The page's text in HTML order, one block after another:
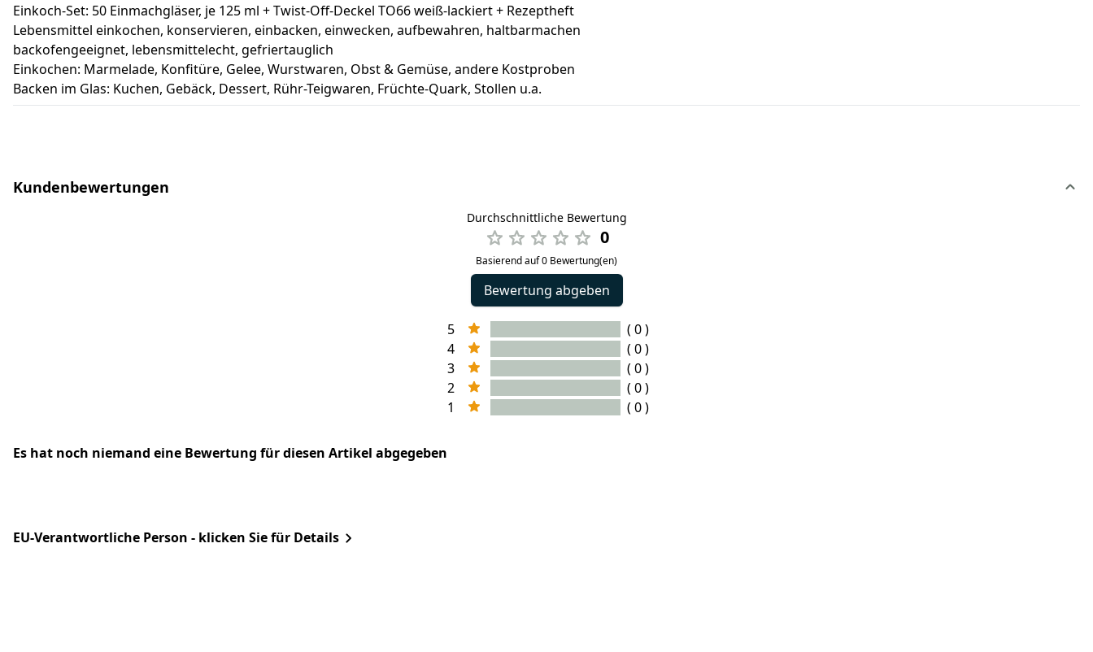
Einkoch-Set: 50 Einmachgläser, je 125 ml + Twist-Off-Deckel TO66 weiß-lackiert + Rezeptheft
Lebensmittel einkochen, konservieren, einbacken, einwecken, aufbewahren, haltbarmachen
backofengeeignet, lebensmittelecht, gefriertauglich
Einkochen: Marmelade, Konfitüre, Gelee, Wurstwaren, Obst & Gemüse, andere Kostproben
Backen im Glas: Kuchen, Gebäck, Dessert, Rühr-Teigwaren, Früchte-Quark, Stollen u.a.
Kundenbewertungen
Durchschnittliche Bewertung
0
Basierend auf 0 Bewertung(en)
Bewertung abgeben
5
( 0 )
4
( 0 )
3
( 0 )
2
( 0 )
1
( 0 )
Es hat noch niemand eine Bewertung für diesen Artikel abgegeben
EU-Verantwortliche Person - klicken Sie für Details